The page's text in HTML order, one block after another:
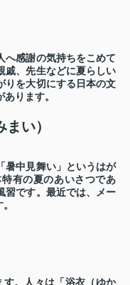
へ感謝の気持ちをこめて
戚、先生などに夏らしい
りを大切にする日本の文
ります。
い）
暑中見舞い」というはが
有の夏のあいさつであ
習です。最近では、メー
す。人々は「浴衣（ゆか